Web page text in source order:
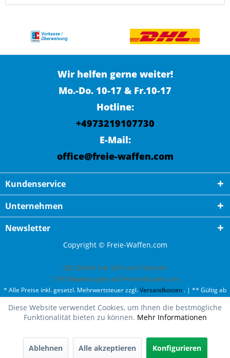
Wir helfen gerne weiter!
Mo.-Do. 10-17 & Fr.10-17
Hotline:
+4973219107730
E-Mail:
office@freie-waffen.com
Kundenservice
Unternehmen
Newsletter
Copyright © Freie-Waffen.com
ESC GmbH hat 4,87von 5Sternen
| 791 Bewertungen auf ProvenExpert.com
* Alle Preise inkl. gesetzl. Mehrwertsteuer zzgl.Versandkosten . | ** Gültig ab
ausgenommen Gefahrgut. Weitere Ländern finden Sie unterVersandkosten
Diese Website verwendet Cookies, um Ihnen die bestmögliche
Funktionalität bieten zu können. Mehr Informationen
Ablehnen Alle akzeptieren Konfigurieren